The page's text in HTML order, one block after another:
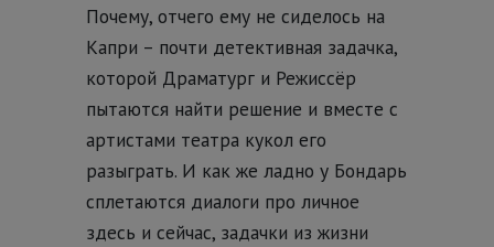
Почему, отчего ему не сиделось на
Капри – почти детективная задачка,
которой Драматург и Режиссёр
пытаются найти решение и вместе с
артистами театра кукол его
разыграть. И как же ладно у Бондарь
сплетаются диалоги про личное
здесь и сейчас, задачки из жизни